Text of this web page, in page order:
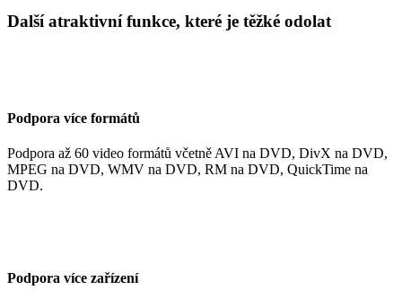
Další atraktivní funkce, které je těžké odolat
Podpora více formátů
Podpora až 60 video formátů včetně AVI na DVD, DivX na DVD,
MPEG na DVD, WMV na DVD, RM na DVD, QuickTime na
DVD.
Podpora více zařízení